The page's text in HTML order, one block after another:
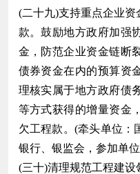
(二十九)支持重点企业
款。鼓励地方政府加强
金，防范企业资金链断
债券资金在内的预算资
理核实属于地方政府债
等方式获得的增量资金
欠工程款。(牵头单位：
银行、银监会，参加单
(三十)清理规范工程建